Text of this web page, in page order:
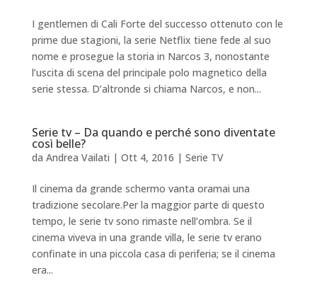
I gentlemen di Cali Forte del successo ottenuto con le
prime due stagioni, la serie Netflix tiene fede al suo
nome e prosegue la storia in Narcos 3, nonostante
l’uscita di scena del principale polo magnetico della
serie stessa. D’altronde si chiama Narcos, e non...
Serie tv – Da quando e perché sono diventate
così belle?
da Andrea Vailati | Ott 4, 2016 | Serie TV
Il cinema da grande schermo vanta oramai una
tradizione secolare.Per la maggior parte di questo
tempo, le serie tv sono rimaste nell’ombra. Se il
cinema viveva in una grande villa, le serie tv erano
confinate in una piccola casa di periferia; se il cinema
era...